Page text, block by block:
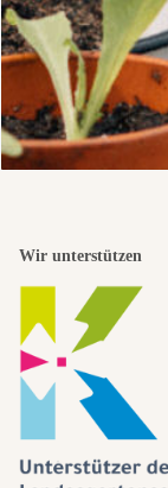
Wir unterstützen